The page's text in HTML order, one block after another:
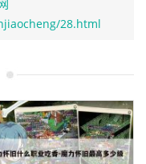
28.html